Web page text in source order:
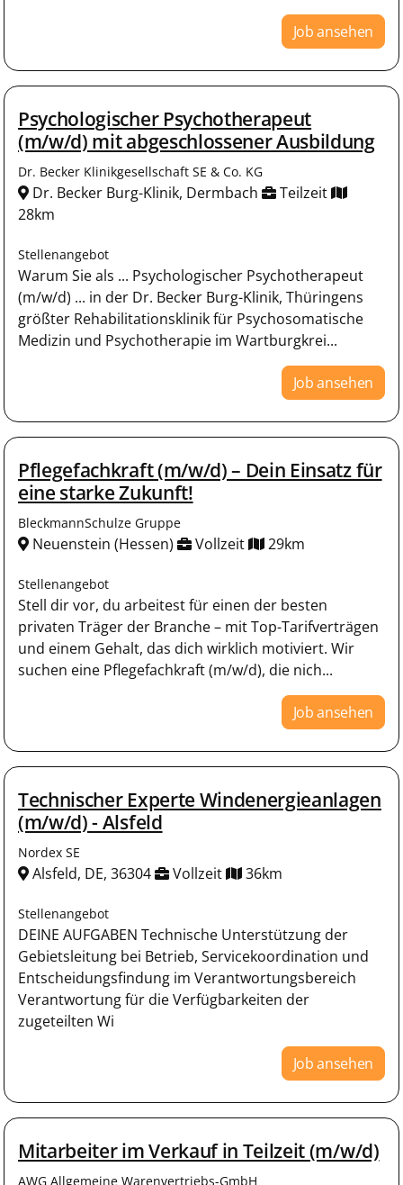
Job ansehen
Psychologischer Psychotherapeut
(m/w/d) mit abgeschlossener Ausbildung
Dr. Becker Klinikgesellschaft SE & Co. KG
Dr. Becker Burg-Klinik, Dermbach
Teilzeit
28km
Stellenangebot
Warum Sie als ... Psychologischer Psychotherapeut
(m/w/d) ... in der Dr. Becker Burg-Klinik, Thüringens
größter Rehabilitationsklinik für Psychosomatische
Medizin und Psychotherapie im Wartburgkrei...
Job ansehen
Pflegefachkraft (m/w/d) – Dein Einsatz für
eine starke Zukunft!
BleckmannSchulze Gruppe
Neuenstein (Hessen) Vollzeit 29km
Stellenangebot
Stell dir vor, du arbeitest für einen der besten
privaten Träger der Branche – mit Top-Tarifverträgen
und einem Gehalt, das dich wirklich motiviert. Wir
suchen eine Pflegefachkraft (m/w/d), die nich...
Job ansehen
Technischer Experte Windenergieanlagen
(m/w/d) - Alsfeld
Nordex SE
Alsfeld, DE, 36304 Vollzeit 36km
Stellenangebot
DEINE AUFGABEN Technische Unterstützung der
Gebietsleitung bei Betrieb, Servicekoordination und
Entscheidungsfindung im Verantwortungsbereich
Verantwortung für die Verfügbarkeiten der
zugeteilten Wi
Job ansehen
Mitarbeiter im Verkauf in Teilzeit (m/w/d)
AWG Allgemeine Warenvertriebs-GmbH